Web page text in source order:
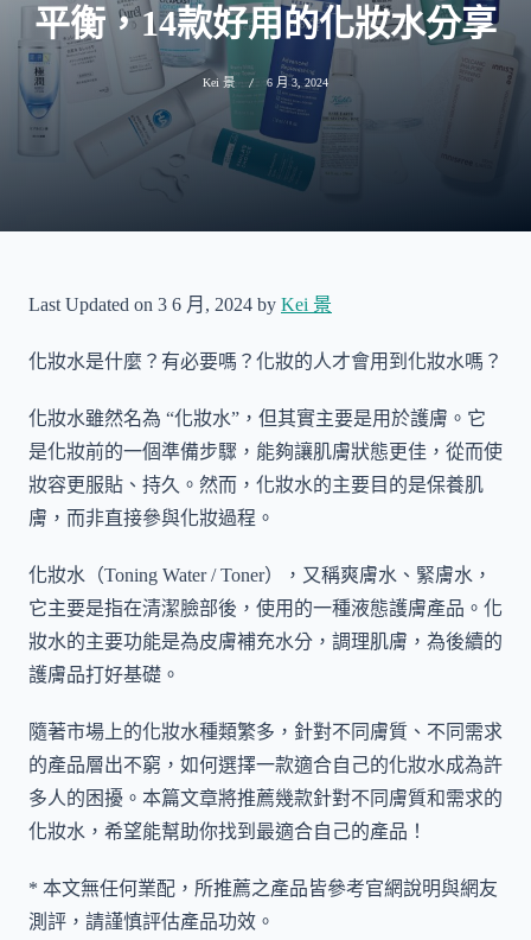
平衡，14款好用的化妝水分享
Kei 景 6 月 3, 2024
Last Updated on 3 6 月, 2024 by Kei 景
化妝水是什麼？有必要嗎？化妝的人才會用到化妝水嗎？
化妝水雖然名為 “化妝水”，但其實主要是用於護膚。它
是化妝前的一個準備步驟，能夠讓肌膚狀態更佳，從而使
妝容更服貼、持久。然而，化妝水的主要目的是保養肌
膚，而非直接參與化妝過程。
化妝水（Toning Water / Toner），又稱爽膚水、緊膚水，
它主要是指在清潔臉部後，使用的一種液態護膚產品。化
妝水的主要功能是為皮膚補充水分，調理肌膚，為後續的
護膚品打好基礎。
隨著市場上的化妝水種類繁多，針對不同膚質、不同需求
的產品層出不窮，如何選擇一款適合自己的化妝水成為許
多人的困擾。本篇文章將推薦幾款針對不同膚質和需求的
化妝水，希望能幫助你找到最適合自己的產品！
* 本文無任何業配，所推薦之產品皆參考官網說明與網友
測評，請謹慎評估產品功效。